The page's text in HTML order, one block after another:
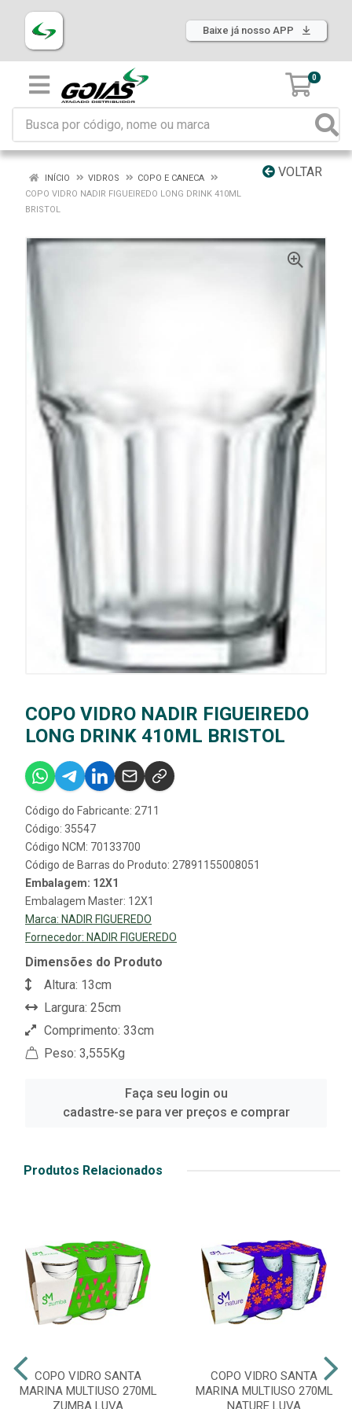
Baixe já nosso APP
0
VOLTAR
INÍCIO VIDROS
COPO E CANECA
COPO VIDRO NADIR FIGUEIREDO LONG DRINK 410ML
BRISTOL
COPO VIDRO NADIR FIGUEIREDO
LONG DRINK 410ML BRISTOL
Código do Fabricante: 2711
Código: 35547
Código NCM: 70133700
Código de Barras do Produto: 27891155008051
Embalagem: 12X1
Embalagem Master: 12X1
Marca: NADIR FIGUEREDO
Fornecedor: NADIR FIGUEREDO
Dimensões do Produto
Altura: 13cm
Largura: 25cm
Comprimento: 33cm
Peso: 3,555Kg
Faça seu login ou
cadastre-se para ver preços e comprar
Produtos Relacionados
COPO VIDRO SANTA
MARINA MULTIUSO 270ML
ZUMBA LUVA
COPO VIDRO SANTA
MARINA MULTIUSO 270ML
NATURE LUVA